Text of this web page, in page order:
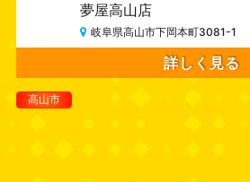
夢屋高山店
岐阜県高山市下岡本町3081-1
詳しく見る
高山市